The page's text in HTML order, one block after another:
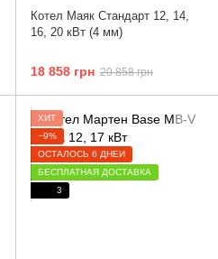
Котел Маяк Стандарт 12, 14,
16, 20 кВт (4 мм)
18 858 грн 20 858 грн
ХИТ
−9%
ОСТАЛОСЬ 6 ДНЕЙ
БЕСПЛАТНАЯ ДОСТАВКА
3